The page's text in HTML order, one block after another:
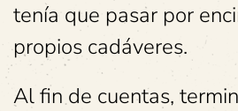
tenía que pasar por
propios cadáveres.
Al fin de cuentas,